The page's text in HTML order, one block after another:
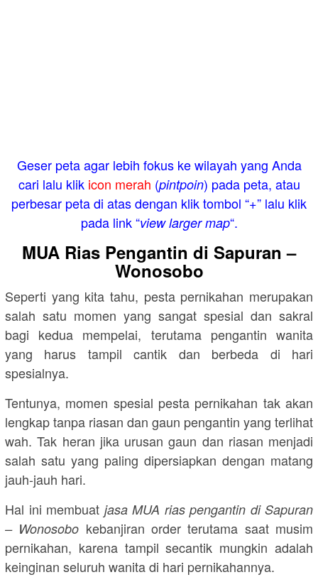
Geser peta agar lebih fokus ke wilayah yang Anda
cari lalu klik icon merah (pintpoin) pada peta, atau
perbesar peta di atas dengan klik tombol “+” lalu klik
pada link “view larger map“.
MUA Rias Pengantin di Sapuran –
Wonosobo
Seperti yang kita tahu, pesta pernikahan merupakan
salah satu momen yang sangat spesial dan sakral
bagi kedua mempelai, terutama pengantin wanita
yang harus tampil cantik dan berbeda di hari
spesialnya.
Tentunya, momen spesial pesta pernikahan tak akan
lengkap tanpa riasan dan gaun pengantin yang terlihat
wah. Tak heran jika urusan gaun dan riasan menjadi
salah satu yang paling dipersiapkan dengan matang
jauh-jauh hari.
Hal ini membuat jasa MUA rias pengantin di Sapuran
– Wonosobo kebanjiran order terutama saat musim
pernikahan, karena tampil secantik mungkin adalah
keinginan seluruh wanita di hari pernikahannya.